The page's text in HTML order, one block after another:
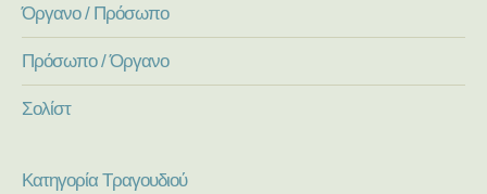
Όργανο / Πρόσωπο
Πρόσωπο / Όργανο
Σολίστ
Κατηγορία Τραγουδιού